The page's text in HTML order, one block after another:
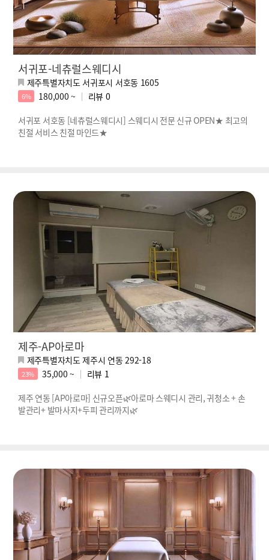
서귀포-네츄럴스웨디시
제주특별자치도 서귀포시 서호동 1605
6% 180,000 ~ 리뷰 0
서귀포 서호동 [네츄럴스웨디시] 스웨디시 전문 신규 OPEN★ 최고의
친절 서비스 친절 마인드★
제주-AP아로마
제주특별자치도 제주시 연동 292-18
23% 35,000 ~ 리뷰 1
제주 연동 [AP아로마] 신규오픈🌿아로마 스웨디시 관리, 귀청소 + 손
발관리+ 발마사지+두피 관리까지🌿